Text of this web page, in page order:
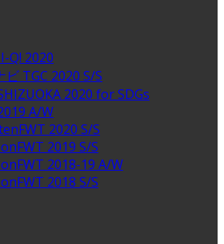
Q! 2020
ビ TGC 2020 S/S
2020 for SDGs
A/W
2020 S/S
2019 S/S
2018-19 A/W
2018 S/S